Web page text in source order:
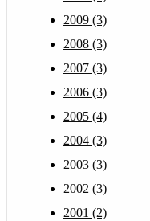
2009 (3)
2008 (3)
2007 (3)
2006 (3)
2005 (4)
2004 (3)
2003 (3)
2002 (3)
2001 (2)